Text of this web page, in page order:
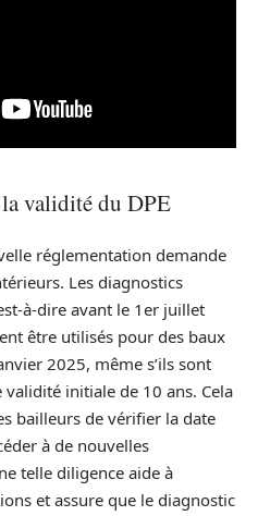
validité du DPE
réglementation demande
Les diagnostics
à-dire avant le 1er juillet
être utilisés pour des baux
2025, même s’ils sont
initiale de 10 ans. Cela
bailleurs de vérifier la date
à de nouvelles
telle diligence aide à
et assure que le diagnostic